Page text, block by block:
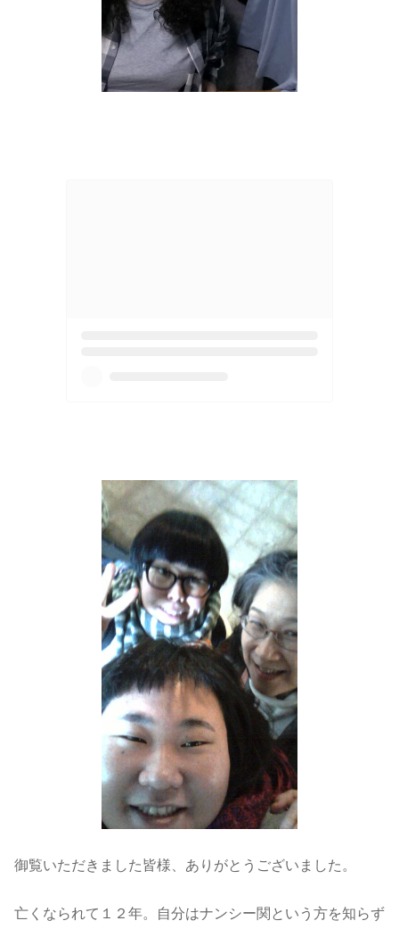
御覧いただきました皆様、ありがとうございました。
亡くなられて１２年。自分はナンシー関という方を知らず